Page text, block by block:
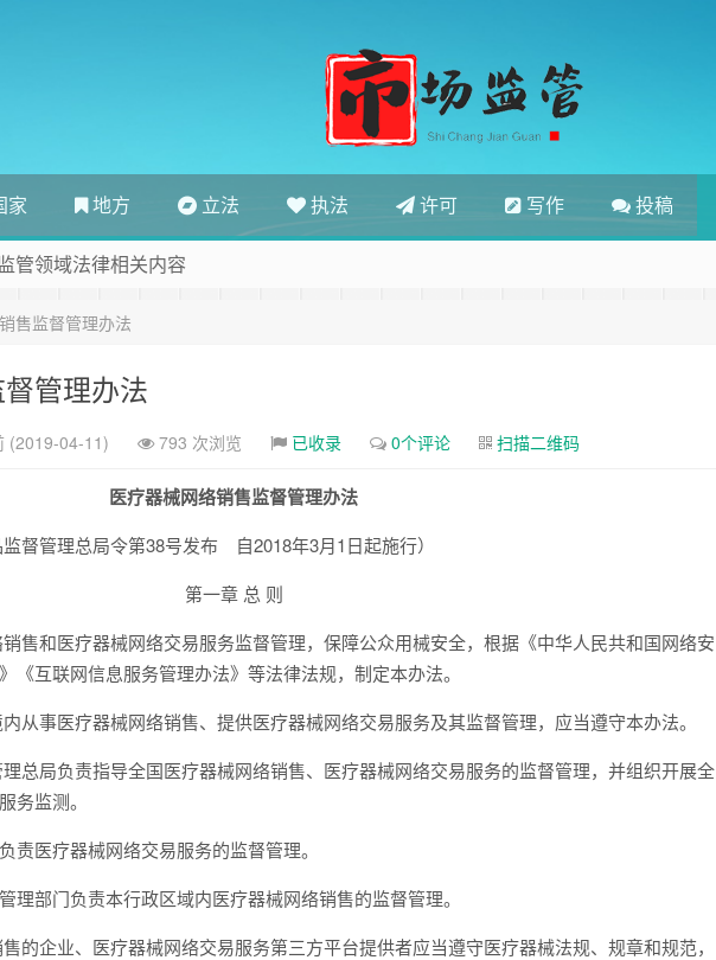
家 地方 立法 执法 许可 写作 投稿
管领域法律相关内容
售监督管理办法
管理办法
(2019-04-11) 793 次浏览 已收录 0个评论 扫描二维码
医疗器械网络销售监督管理办法
监督管理总局令第38号发布 自2018年3月1日起施行）
第一章 总 则
和医疗器械网络交易服务监督管理，保障公众用械安全，根据《中华人民共和国网络安
《互联网信息服务管理办法》等法律法规，制定本办法。
事医疗器械网络销售、提供医疗器械网络交易服务及其监督管理，应当遵守本办法。
局负责指导全国医疗器械网络销售、医疗器械网络交易服务的监督管理，并组织开展全
务监测。
医疗器械网络交易服务的监督管理。
部门负责本行政区域内医疗器械网络销售的监督管理。
企业、医疗器械网络交易服务第三方平台提供者应当遵守医疗器械法规、规章和规范，